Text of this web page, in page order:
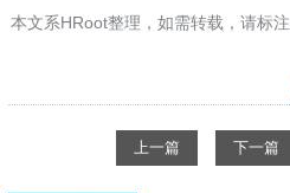
本文系HRoot整理，如需转载，请标注
上一篇 下一篇